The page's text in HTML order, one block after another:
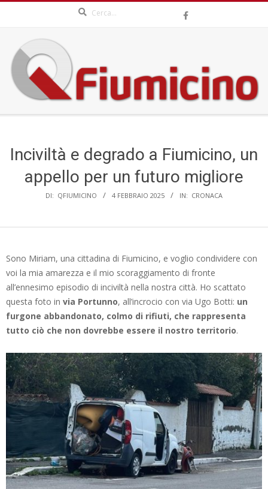
content
QFIUMICINO.COM
MenuInciviltà e degrado a Fiumicino, un
appello per un futuro migliore
DI: QFIUMICINO 4 FEBBRAIO 2025 IN: CRONACA
Sono Miriam, una cittadina di Fiumicino, e voglio condividere con
voi la mia amarezza e il mio scoraggiamento di fronte
all’ennesimo episodio di inciviltà nella nostra città. Ho scattato
questa foto in via Portunno, all’incrocio con via Ugo Botti: un
furgone abbandonato, colmo di rifiuti, che rappresenta
tutto ciò che non dovrebbe essere il nostro territorio.